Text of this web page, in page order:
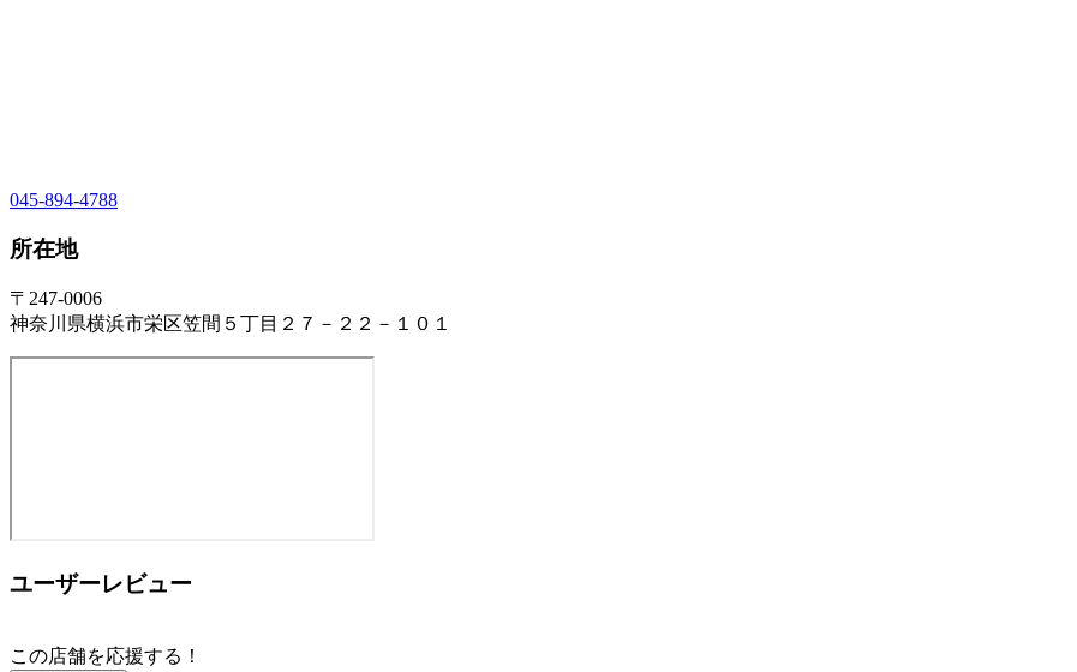
045-894-4788
所在地
〒247-0006
神奈川県横浜市栄区笠間５丁目２７－２２－１０１
ユーザーレビュー
この店舗を応援する！